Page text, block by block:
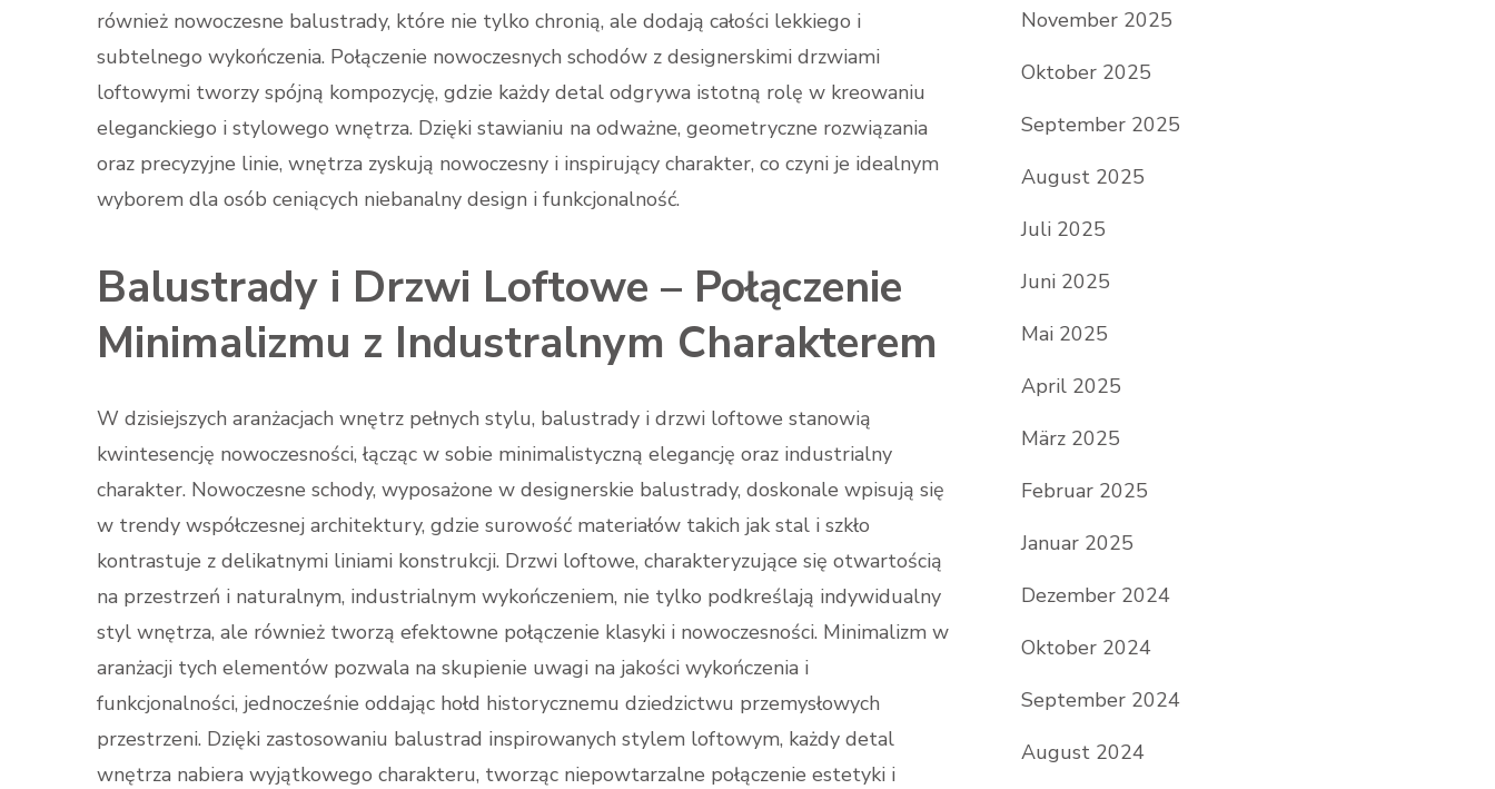
również nowoczesne balustrady, które nie tylko chronią, ale dodają całości lekkiego i
subtelnego wykończenia. Połączenie nowoczesnych schodów z designerskimi drzwiami
loftowymi tworzy spójną kompozycję, gdzie każdy detal odgrywa istotną rolę w kreowaniu
eleganckiego i stylowego wnętrza. Dzięki stawianiu na odważne, geometryczne rozwiązania
oraz precyzyjne linie, wnętrza zyskują nowoczesny i inspirujący charakter, co czyni je idealnym
wyborem dla osób ceniących niebanalny design i funkcjonalność.
Balustrady i Drzwi Loftowe – Połączenie
Minimalizmu z Industralnym Charakterem
W dzisiejszych aranżacjach wnętrz pełnych stylu, balustrady i drzwi loftowe stanowią
kwintesencję nowoczesności, łącząc w sobie minimalistyczną elegancję oraz industrialny
charakter. Nowoczesne schody, wyposażone w designerskie balustrady, doskonale wpisują się
w trendy współczesnej architektury, gdzie surowość materiałów takich jak stal i szkło
kontrastuje z delikatnymi liniami konstrukcji. Drzwi loftowe, charakteryzujące się otwartością
na przestrzeń i naturalnym, industrialnym wykończeniem, nie tylko podkreślają indywidualny
styl wnętrza, ale również tworzą efektowne połączenie klasyki i nowoczesności. Minimalizm w
aranżacji tych elementów pozwala na skupienie uwagi na jakości wykończenia i
funkcjonalności, jednocześnie oddając hołd historycznemu dziedzictwu przemysłowych
przestrzeni. Dzięki zastosowaniu balustrad inspirowanych stylem loftowym, każdy detal
wnętrza nabiera wyjątkowego charakteru, tworząc niepowtarzalne połączenie estetyki i
November 2025
Oktober 2025
September 2025
August 2025
Juli 2025
Juni 2025
Mai 2025
April 2025
März 2025
Februar 2025
Januar 2025
Dezember 2024
Oktober 2024
September 2024
August 2024